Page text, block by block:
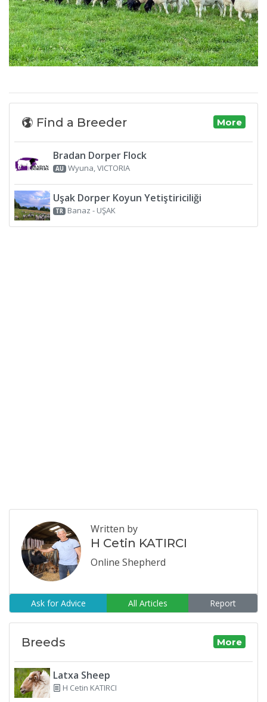
Find a Breeder More
Bradan Dorper Flock
AU Wyuna, VICTORIA
Uşak Dorper Koyun Yetiştiriciliği
TR Banaz - UŞAK
Written by
H Cetin KATIRCI
Online Shepherd
Ask for Advice All Articles Report
Breeds More
Latxa Sheep
H Cetin KATIRCI